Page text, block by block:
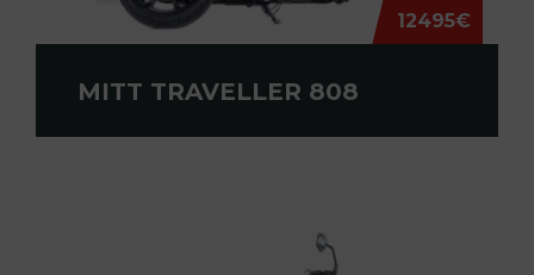
12495€
MITT TRAVELLER 808